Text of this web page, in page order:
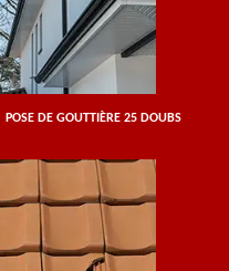
POSE DE GOUTTIÈRE 25 DOUBS